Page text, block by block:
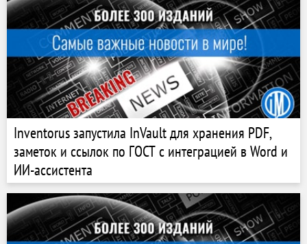
Inventorus запустила InVault для хранения PDF,
заметок и ссылок по ГОСТ с интеграцией в Word и
ИИ-ассистента